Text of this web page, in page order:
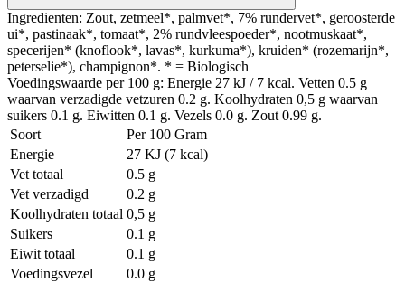
Ingredienten: Zout, zetmeel*, palmvet*, 7% rundervet*, geroosterde
ui*, pastinaak*, tomaat*, 2% rundvleespoeder*, nootmuskaat*,
specerijen* (knoflook*, lavas*, kurkuma*), kruiden* (rozemarijn*,
peterselie*), champignon*. * = Biologisch
Voedingswaarde per 100 g: Energie 27 kJ / 7 kcal. Vetten 0.5 g
waarvan verzadigde vetzuren 0.2 g. Koolhydraten 0,5 g waarvan
suikers 0.1 g. Eiwitten 0.1 g. Vezels 0.0 g. Zout 0.99 g.
Soort
Per 100 Gram
Energie
27 KJ (7 kcal)
Vet totaal
0.5 g
Vet verzadigd
0.2 g
Koolhydraten totaal 0,5 g
Suikers
0.1 g
Eiwit totaal
0.1 g
Voedingsvezel
0.0 g